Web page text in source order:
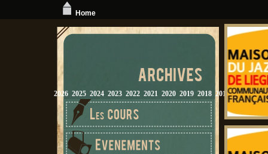
2026 2025 2024 2023 2022 2021 2020 2019 2018 2017 2016 2015
Home